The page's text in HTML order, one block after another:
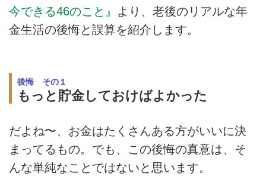
今できる46のこと』
より、老後のリアルな年
金生活の後悔と誤算を紹介します。
後悔 その１
もっと貯金しておけばよかった
だよね〜、お金はたくさんある方がいいに決
まってるもの。でも、この後悔の真意は、そ
んな単純なことではないと思います。